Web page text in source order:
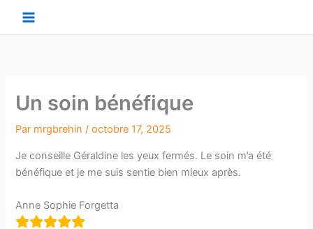
Un soin bénéfique
Par mrgbrehin/octobre 17, 2025
Je conseille Géraldine les yeux fermés. Le soin m’a été
bénéfique et je me suis sentie bien mieux après.
Anne Sophie Forgetta